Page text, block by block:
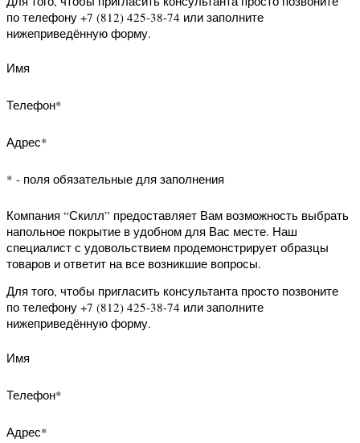
Телефон*
Адрес*
* - поля обязательные для заполнения
возможность запросить данный
образец на дом. Наш специалист с
удовольствием продемонстрирует
образцец товара и ответит на все
возникшие вопросы.
Для того, чтобы запросить образец
просто позвоните по телефону +7
нижеприведённую форму.